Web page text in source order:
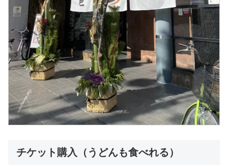
チケット購入（うどんも食べれる）